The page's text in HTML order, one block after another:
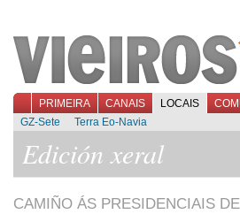
PRIMEIRA CANAIS LOCAIS
GZ-Sete
Terra Eo-Navia
Edición xeral
CAMIÑO ÁS PRESIDENCIAIS